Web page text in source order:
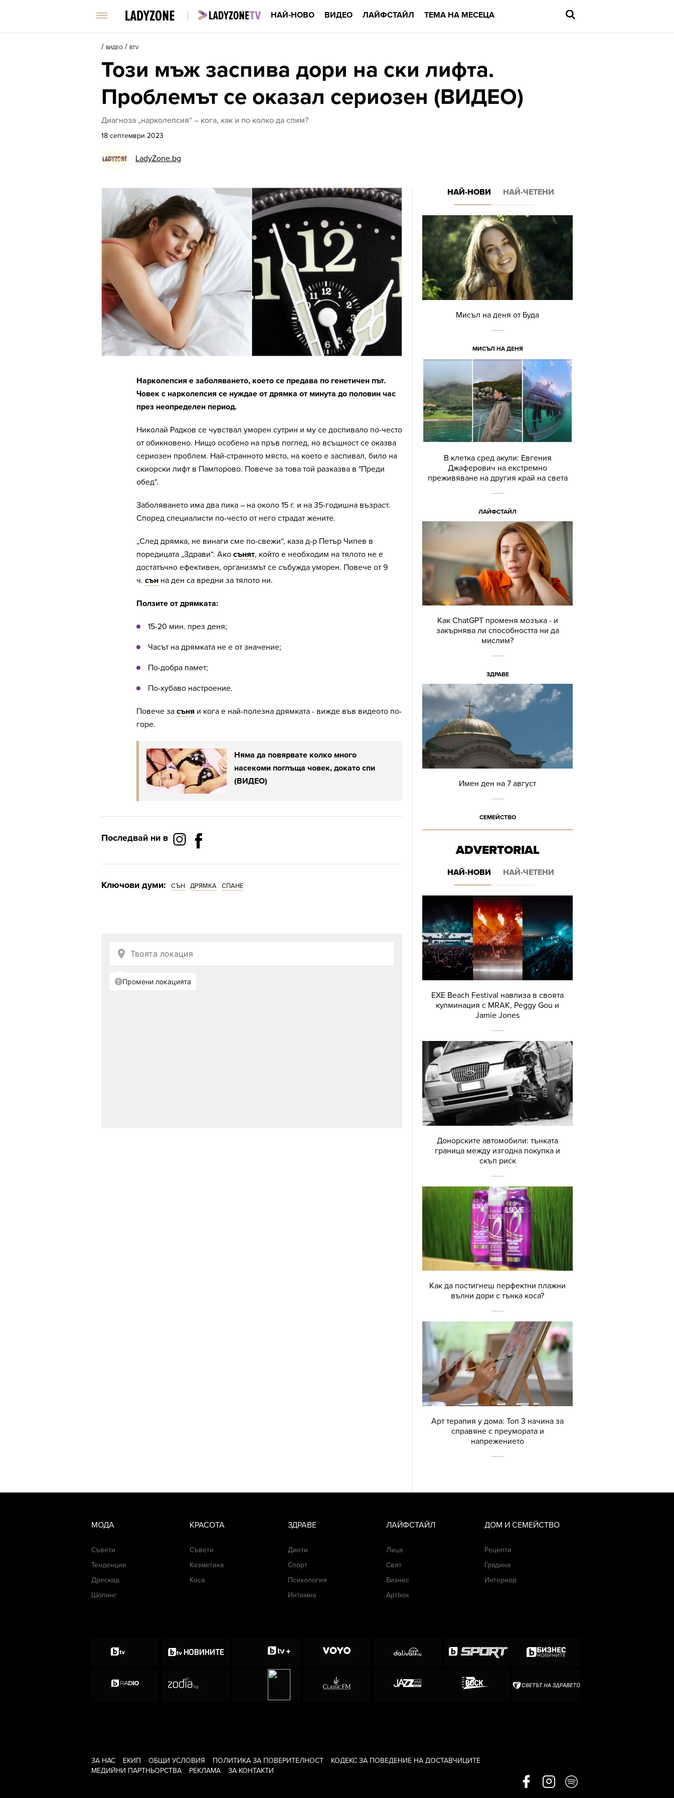
НАЙ-НОВО ВИДЕО ЛАЙФСТАЙЛ ТЕМА НА МЕСЕЦА
/ ВИДЕО / BTV
Този мъж заспива дори на ски лифта.
Проблемът се оказал сериозен (ВИДЕО)
Диагноза „нарколепсия“ – кога, как и по колко да спим?
18 септември 2023
LadyZone.bg
Нарколепсия е заболяването, което се предава по генетичен път.
Човек с нарколепсия се нуждае от дрямка от минута до половин час
през неопределен период.
Николай Радков се чувствал уморен сутрин и му се доспивало по-често
от обикновено. Нищо особено на пръв поглед, но всъщност се оказва
сериозен проблем. Най-странното място, на което е заспивал, било на
скиорски лифт в Пампорово. Повече за това той разказва в "Преди
обед".
Заболяването има два пика – на около 15 г. и на 35-годишна възраст.
Според специалисти по-често от него страдат жените.
„След дрямка, не винаги сме по-свежи“, каза д-р Петър Чипев в
поредицата „Здрави“. Ако сънят, който е необходим на тялото не е
достатъчно ефективен, организмът се събужда уморен. Повече от 9
ч. сън на ден са вредни за тялото ни.
Ползите от дрямката:
15-20 мин. през деня;
Часът на дрямката не е от значение;
По-добра памет;
По-хубаво настроение.
Повече за съня и кога е най-полезна дрямката - вижде във видеото по-
горе.
Няма да повярвате колко много
насекоми поглъща човек, докато спи
(ВИДЕО)
Последвай ни в
Ключови думи: СЪН ДРЯМКА СПАНЕ
НАЙ-НОВИ НАЙ-ЧЕТЕНИ
Мисъл на деня от Буда
МИСЪЛ НА ДЕНЯ
В клетка сред акули: Евгения
Джаферович на екстремно
преживяване на другия край на света
ЛАЙФСТАЙЛ
Как ChatGPT променя мозъка - и
закърнява ли способността ни да
мислим?
ЗДРАВЕ
Имен ден на 7 август
СЕМЕЙСТВО
ADVERTORIAL
НАЙ-НОВИ НАЙ-ЧЕТЕНИ
EXE Beach Festival навлиза в своята
кулминация с MRAK, Peggy Gou и
Jamie Jones
Донорските автомобили: тънката
граница между изгодна покупка и
скъп риск
Как да постигнеш перфектни плажни
вълни дори с тънка коса?
Арт терапия у дома: Топ 3 начина за
справяне с преумората и
напрежението
МОДА
Съвети
Тенденции
Дрескод
Шопинг
КРАСОТА
Съвети
Козметика
Коса
ЗДРАВЕ
Диети
Спорт
Психология
Интимно
ЛАЙФСТАЙЛ
Лица
Свят
Бизнес
Артbox
ДОМ И СЕМЕЙСТВО
Рецепти
Градина
Интериор
ЗА НАС ЕКИП ОБЩИ УСЛОВИЯ ПОЛИТИКА ЗА ПОВЕРИТЕЛНОСТ
КОДЕКС ЗА ПОВЕДЕНИЕ НА ДОСТАВЧИЦИТЕ
МЕДИЙНИ ПАРТНЬОРСТВА
РЕКЛАМА ЗА КОНТАКТИ